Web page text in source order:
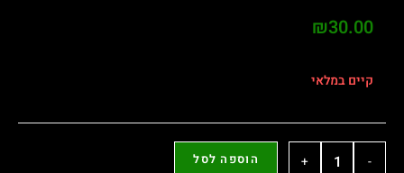
₪30.00
קיים במלאי
-
+ הוספה לסל